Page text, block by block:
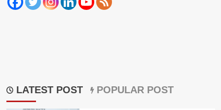
LATEST POST POPULAR POST